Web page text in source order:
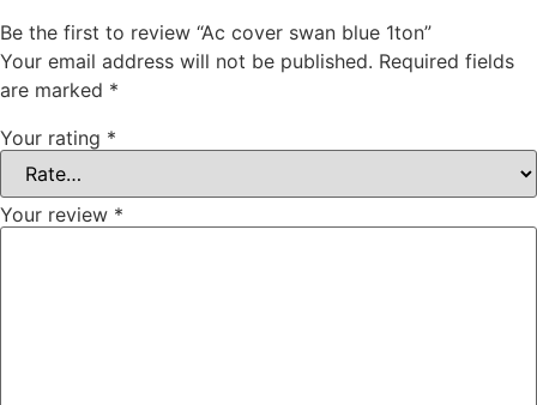
Be the first to review “Ac cover swan blue 1ton”
Your email address will not be published. Required fields
are marked *
Your rating *
Your review *